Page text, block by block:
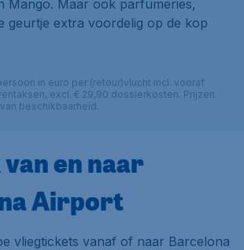
Mango. Maar ook parfumeries,
geurtje extra voordelig op de kop
in euro per (retour)vlucht incl. vooraf
excl. € 29,90 dossierkosten. Prijzen
beschikbaarheid.
en naar
Airport
vliegtickets vanaf of naar Barcelona